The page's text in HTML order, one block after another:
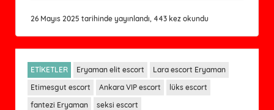
26 Mayıs 2025 tarihinde yayınlandı, 443 kez okundu
ETİKETLER Eryaman elit escort
Lara escort Eryaman
Etimesgut escort
Ankara VIP escort
lüks escort
fantezi Eryaman
seksi escort